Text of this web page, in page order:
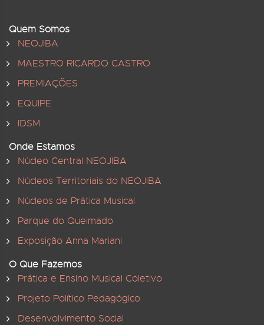
Quem Somos
NEOJIBA
MAESTRO RICARDO CASTRO
PREMIAÇÕES
EQUIPE
IDSM
Onde Estamos
Núcleo Central NEOJIBA
Núcleos Territoriais do NEOJIBA
Núcleos de Prática Musical
Parque do Queimado
Exposição Anna Mariani
O Que Fazemos
Prática e Ensino Musical Coletivo
Projeto Político Pedagógico
Desenvolvimento Social